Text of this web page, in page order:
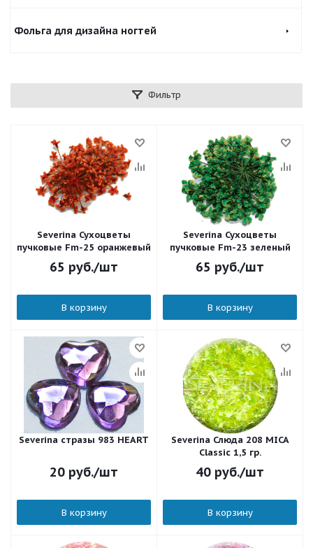
Фольга для дизайна ногтей
Фильтр
Severina Сухоцветы
пучковые Fm-25 оранжевый
65 руб./шт
В корзину
Severina Сухоцветы
пучковые Fm-23 зеленый
65 руб./шт
В корзину
Severina стразы 983 HEART
20 руб./шт
В корзину
Severina Слюда 208 MICA
Classic 1,5 гр.
40 руб./шт
В корзину